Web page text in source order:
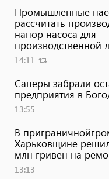
Промышленные
рассчитать
напор насоса для
производственной
14:11
Саперы забрали
предприятия в
13:55
В
Харьковщине
млн ​​гривен на
13:13